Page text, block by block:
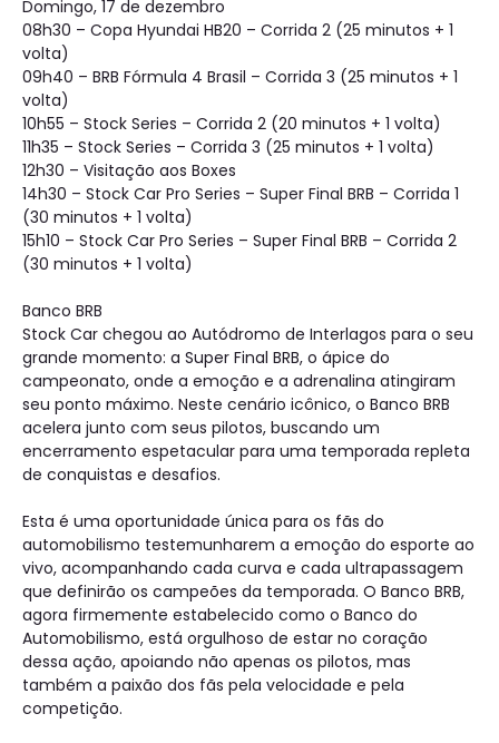
Domingo, 17 de dezembro
08h30 – Copa Hyundai HB20 – Corrida 2 (25 minutos + 1
volta)
09h40 – BRB Fórmula 4 Brasil – Corrida 3 (25 minutos + 1
volta)
10h55 – Stock Series – Corrida 2 (20 minutos + 1 volta)
11h35 – Stock Series – Corrida 3 (25 minutos + 1 volta)
12h30 – Visitação aos Boxes
14h30 – Stock Car Pro Series – Super Final BRB – Corrida 1
(30 minutos + 1 volta)
15h10 – Stock Car Pro Series – Super Final BRB – Corrida 2
(30 minutos + 1 volta)
Banco BRB
Stock Car chegou ao Autódromo de Interlagos para o seu
grande momento: a Super Final BRB, o ápice do
campeonato, onde a emoção e a adrenalina atingiram
seu ponto máximo. Neste cenário icônico, o Banco BRB
acelera junto com seus pilotos, buscando um
encerramento espetacular para uma temporada repleta
de conquistas e desafios.
Esta é uma oportunidade única para os fãs do
automobilismo testemunharem a emoção do esporte ao
vivo, acompanhando cada curva e cada ultrapassagem
que definirão os campeões da temporada. O Banco BRB,
agora firmemente estabelecido como o Banco do
Automobilismo, está orgulhoso de estar no coração
dessa ação, apoiando não apenas os pilotos, mas
também a paixão dos fãs pela velocidade e pela
competição.